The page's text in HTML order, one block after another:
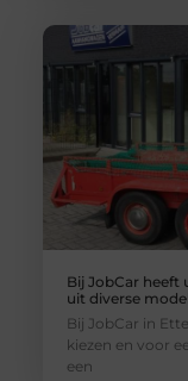
Bij JobCar heeft
uit diverse
Bij JobCar in
kiezen en voor
een